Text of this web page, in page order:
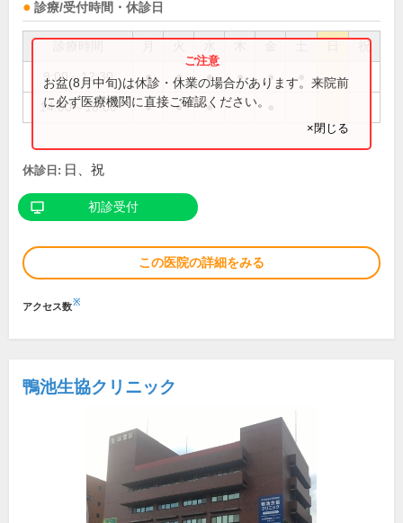
診療/受付時間・休診日
祝
9:00～12:30 ● ● ● ● ●
14:00～18:00 ● ● ●
お盆(8月中旬)は休診・休業の場合があります。来院前
に必ず医療機関に直接ご確認ください。
×閉じる
休診日: 日、祝
初診受付
この医院の詳細をみる
アクセス数※
鴨池生協クリニック